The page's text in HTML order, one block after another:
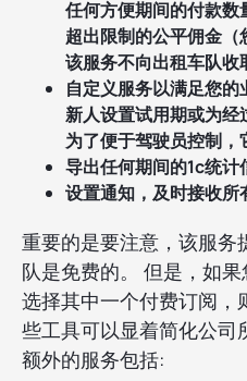
任何方便期间的付款
超出限制的公平佣金（
该服务不向出租车队收
自定义服务以满足您
新人设置试用期或为经
为了便于驾驶员控制，
导出任何期间的1c统
设置通知，及时接收所
重要的是要注意，该服务
队是免费的。 但是，如
选择其中一个付费订阅，
些工具可以显着简化公司
额外的服务包括: